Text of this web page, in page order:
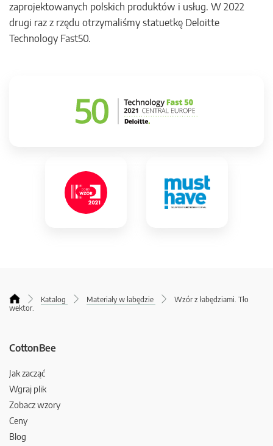
zaprojektowanych polskich produktów i usług. W 2022
drugi raz z rzędu otrzymaliśmy statuetkę Deloitte
Technology Fast50.
Katalog Materiały w łabędzie
Wzór z łabędziami. Tło
wektor.
CottonBee
Jak zacząć
Wgraj plik
Zobacz wzory
Ceny
Blog